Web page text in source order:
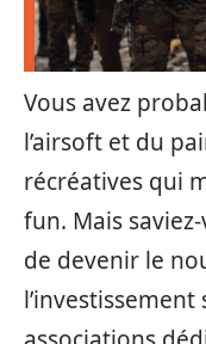
Vous avez
l’airsoft et du
récréatives qui
fun. Mais
de devenir le